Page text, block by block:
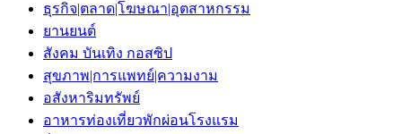
ธุรกิจ|ตลาด|โฆษณา|อุตสาหกรรม
ยานยนต์
สังคม บันเทิง กอสซิป
สุขภาพ|การแพทย์|ความงาม
อสังหาริมทรัพย์
อาหารท่องเที่ยวพักผ่อนโรงแรม